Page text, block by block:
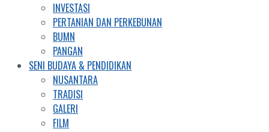
INVESTASI
PERTANIAN DAN PERKEBUNAN
BUMN
PANGAN
SENI BUDAYA & PENDIDIKAN
NUSANTARA
TRADISI
GALERI
FILM